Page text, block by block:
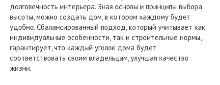
долговечность интерьера. Зная основы и принципы выбора
высоты, можно создать дом, в котором каждому будет
удобно. Сбалансированный подход, который учитывает как
индивидуальные особенности, так и строительные нормы,
гарантирует, что каждый уголок дома будет
соответствовать своим владельцам, улучшая качество
жизни.